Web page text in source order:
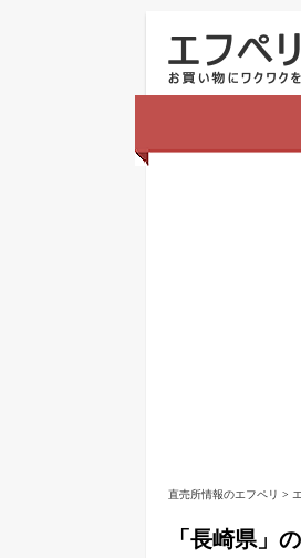
直売所情報のエフペリ >
「長崎県」